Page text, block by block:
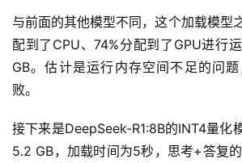
A
与前面的其他模型不同，这个加载模型
配到了CPU、74%分配到了GPU进行
GB。估计是运行内存空间不足的问
败。
接下来是DeepSeek-R1:8B的INT4量化
5.2 GB，加载时间为5秒，思考+答复